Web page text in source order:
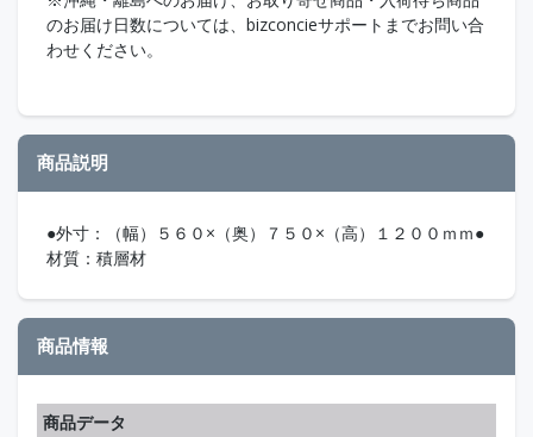
のお届け日数については、bizconcieサポートまでお問い合
わせください。
商品説明
●外寸：（幅）５６０×（奥）７５０×（高）１２００ｍｍ●
材質：積層材
商品情報
商品データ